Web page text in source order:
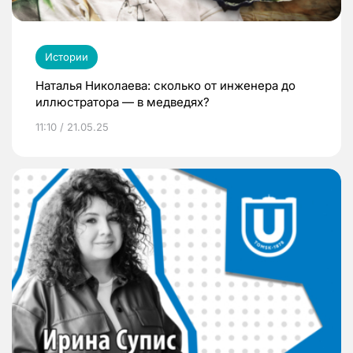
Истории
Наталья Николаева: сколько от инженера до
иллюстратора — в медведях?
11:10 / 21.05.25